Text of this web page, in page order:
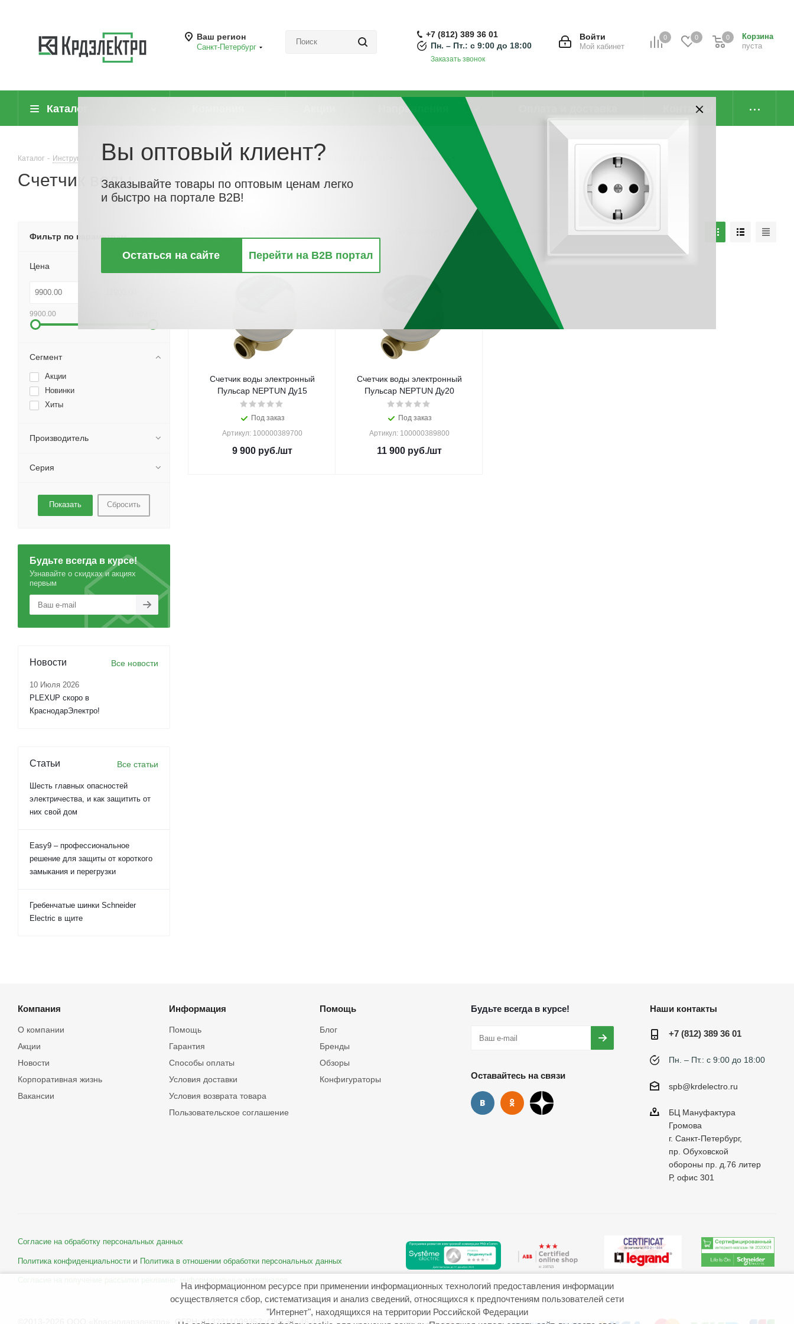
Ваш регион
Санкт-Петербург
0 0
Корзина
пуста
0
Войти
Мой кабинет
+7 (812) 389 36 01
Пн. – Пт.: с 9:00 до 18:00
Заказать звонок
Каталог Направления Контакты
Каталог - Инструмент, измерительные приборы и средства защиты - Измерительные приборы и тестеры Счетчик воды
Счетчик воды
По цене По наличию
Счетчик воды электронный
Пульсар NEPTUN Ду15
Под заказ
Артикул: 100000389700
9 900руб./шт
Счетчик воды электронный
Пульсар NEPTUN Ду20
Под заказ
Артикул: 100000389800
11 900руб./шт
Фильтр по параметрам
Цена
9900.00
Сегмент
Акции
Новинки
Хиты
Производитель
Серия
Сбросить
Будьте всегда в курсе!
Узнавайте о скидках и акциях
первым
Новости Все новости
10 Июля 2026
PLEXUP скоро в
КраснодарЭлектро!
Статьи Все статьи
Шесть главных опасностей
электричества, и как защитить от
них свой дом
Easy9 – профессиональное
решение для защиты от короткого
замыкания и перегрузки
Гребенчатые шинки Schneider
Electric в щите
Компания
О компании
Акции
Новости
Корпоративная жизнь
Вакансии
Информация
Помощь
Гарантия
Способы оплаты
Условия доставки
Условия возврата товара
Пользовательское соглашение
Помощь
Блог
Бренды
Обзоры
Конфигураторы
Будьте всегда в курсе!
Оставайтесь на связи
Наши контакты
+7 (812) 389 36 01
Пн. – Пт.: с 9:00 до 18:00
spb@krdelectro.ru
БЦ Мануфактура
Громова
г. Санкт-Петербург,
пр. Обуховской
обороны пр. д.76 литер
Р, офис 301
Согласие на обработку персональных данных
Политика конфиденциальности и Политика в отношении обработки персональных данных
©2013-2026 ООО «Краснодарэлектро» ОГРН: 1132311009357 ОКВЭД: 46.43.1
На информационном ресурсе при применении информационных технологий предоставления информации
осуществляется сбор, систематизация и анализ сведений, относящихся к предпочтениям пользователей сети
"Интернет", находящихся на территории Российской Федерации
Вы оптовый клиент?
Заказывайте товары по оптовым ценам легко
и быстро на портале B2B!
Остаться на сайте Перейти на B2B портал